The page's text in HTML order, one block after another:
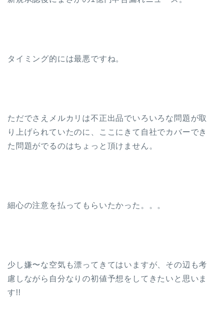
タイミング的には最悪ですね。
ただでさえメルカリは不正出品でいろいろな問題が取
り上げられていたのに、ここにきて自社でカバーでき
た問題がでるのはちょっと頂けません。
細心の注意を払ってもらいたかった。。。
少し嫌〜な空気も漂ってきてはいますが、その辺も考
慮しながら自分なりの初値予想をしてきたいと思いま
す!!